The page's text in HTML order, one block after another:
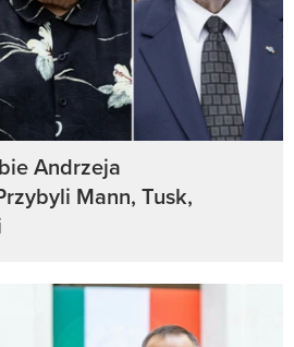
Andrzeja
Mann, Tusk,